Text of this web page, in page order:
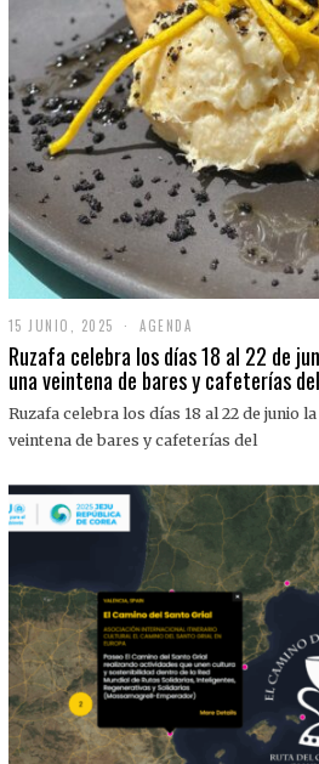
15 JUNIO, 2025
J
U
I
O
0
2
5
AGENDA
Ruzafa celebra los días 18 al 22 de
una veintena de bares y cafeterías
Ruzafa celebra los días 18 al 22 de junio
veintena de bares y cafeterías del